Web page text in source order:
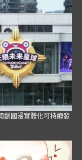
創國漫實體化可持續發